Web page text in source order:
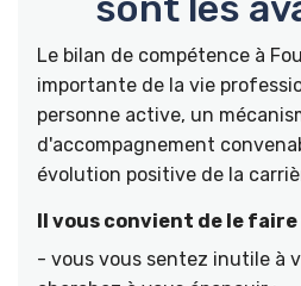
Le bilan de compétence à
importante de la vie
personne active, un
d'accompagnement
évolution positive de la
Il vous convient de le faire
- vous vous sentez inutile à